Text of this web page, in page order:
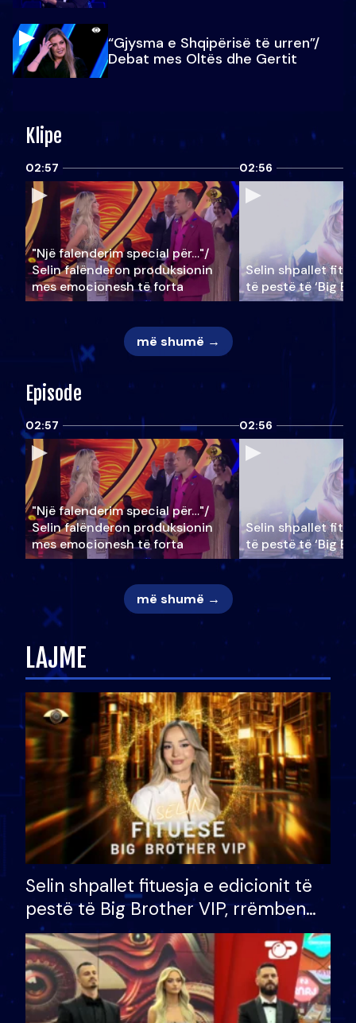
“Gjysma e Shqipërisë të urren”/
Debat mes Oltës dhe Gertit
Klipe
02:57
"Një falenderim special për…"/
Selin falënderon produksionin
mes emocionesh të forta
02:56
Selin shpallet
të pestë të ‘Big
më shumë →
Episode
02:57
"Një falenderim special për…"/
Selin falënderon produksionin
mes emocionesh të forta
02:56
Selin shpallet
të pestë të ‘Big
më shumë →
LAJME
Selin shpallet fituesja e edicionit të
pestë të Big Brother VIP, rrëmben
çmimin e madh prej 100 mijë eurosh